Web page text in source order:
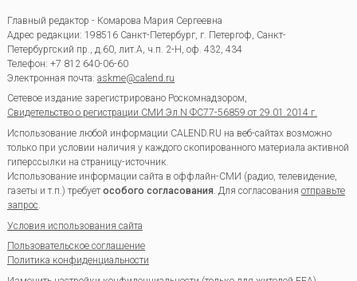
Главный редактор - Комарова Мария Сергеевна
Адрес редакции: 198516 Санкт-Петербург, г. Петергоф, Санкт-
Петербургский пр., д.60, лит.А, ч.п. 2-Н, оф. 432, 434
Телефон: +7 812 640-06-60
Электронная почта: askme@calend.ru
Сетевое издание зарегистрировано Роскомнадзором,
Свидетельство о регистрации СМИ Эл.N ФС77-56859 от 29.01.2014 г.
Использование любой информации CALEND.RU на веб-сайтах возможно
только при условии наличия у каждого скопированного материала активной
гиперссылки на страницу-источник.
Использование информации сайта в оффлайн-СМИ (радио, телевидение,
газеты и т.п.) требуетособого согласования. Для согласования отправьте
запрос.
Условия использования сайта
Пользовательское соглашение
Политика конфиденциальности